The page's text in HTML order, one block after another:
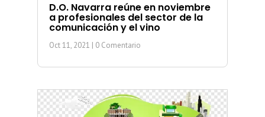
D.O. Navarra reúne en noviembre
a profesionales del sector de la
comunicación y el vino
Oct 11, 2021 | 0 Comentario